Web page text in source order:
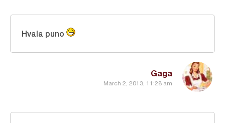
Gaga
March 2, 2013, 11:28 am
Hvala puno